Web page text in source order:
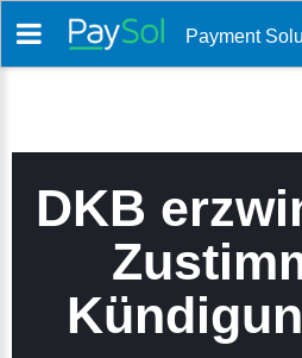
DKB
Payment